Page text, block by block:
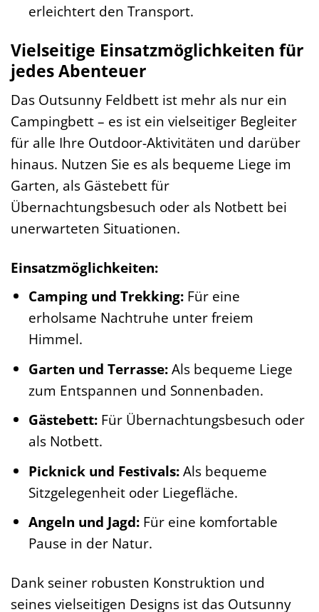
erleichtert den Transport.
Vielseitige Einsatzmöglichkeiten für
jedes Abenteuer
Das Outsunny Feldbett ist mehr als nur ein
Campingbett – es ist ein vielseitiger Begleiter
für alle Ihre Outdoor-Aktivitäten und darüber
hinaus. Nutzen Sie es als bequeme Liege im
Garten, als Gästebett für
Übernachtungsbesuch oder als Notbett bei
unerwarteten Situationen.
Einsatzmöglichkeiten:
Camping und Trekking:Für eine
erholsame Nachtruhe unter freiem
Himmel.
Garten und Terrasse:Als bequeme Liege
zum Entspannen und Sonnenbaden.
Gästebett:Für Übernachtungsbesuch oder
als Notbett.
Picknick und Festivals:Als bequeme
Sitzgelegenheit oder Liegefläche.
Angeln und Jagd:Für eine komfortable
Pause in der Natur.
Dank seiner robusten Konstruktion und
seines vielseitigen Designs ist das Outsunny